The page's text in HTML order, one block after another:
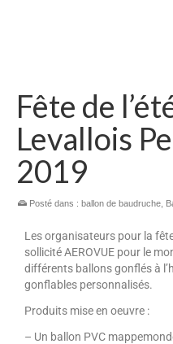
Fête de
Levallois
2019
Posté dans : ballon de baudruche
Les organisateurs pour la
sollicité AEROVUE pour le
différents ballons gonflés à
gonflables personnalisés.
Produits mise en oeuvre :
– Un ballon PVC